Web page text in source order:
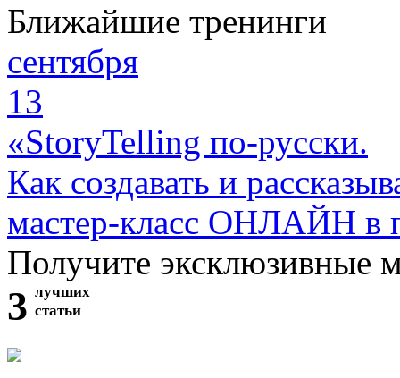
Ближайшие тренинги
сентября
13
«StoryTelling по-русски.
Как создавать и
мастер-класс ОНЛАЙН в
Получите эксклюзивные
3 лучших
статьи